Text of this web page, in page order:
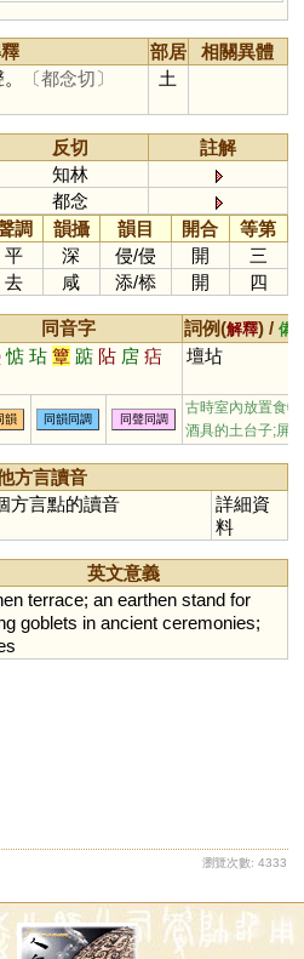
部居
相關異體
〔都念切〕
土
反切
註解
知林
都念
調 韻攝 韻目 開合
等第
平 深 侵/侵 開
三
去 咸 添/㮇 開 四
同音字 詞例(解釋) / 備
惦 玷 簟 踮 阽 扂 痁
壇坫
韻 同韻同調 同聲同調
古時室內放置食物
酒具的土台子;屏
方言讀音
方言點的讀音
詳細資
料
英文意義
terrace; an earthen stand for
goblets in ancient ceremonies;
瀏覽次數: 4333